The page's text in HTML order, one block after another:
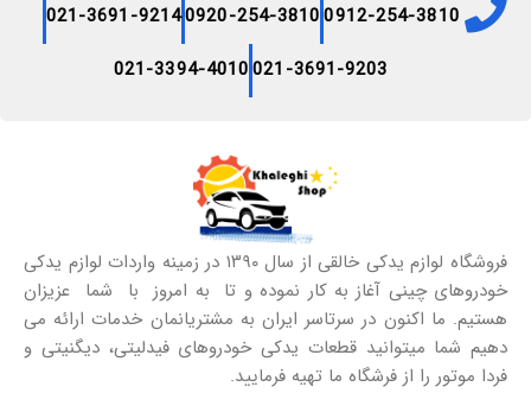
0912-254-3810
0920-254-3810
021-3691-9214
021-3691-9203
021-3394-4010
فروشگاه لوازم یدکی خالقی از سال ۱۳۹۰ در زمینه واردات لوازم یدکی
خودروهای چینی آغاز به کار نموده و تا به امروز با شما عزیزان
هستیم. ما اکنون در سرتاسر ایران به مشتریانمان خدمات ارائه می
دهیم شما میتوانید قطعات یدکی خودروهای فیدلیتی، دیگنیتی و
فردا موتور را از فرشگاه ما تهیه فرمایید.